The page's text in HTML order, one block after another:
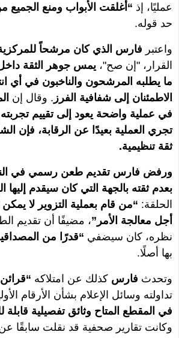
عمليًا، إذ “أُغلقت الأبواب ومنع الجميع
حد قوله.
واعتبر فارس الذي كان مرشحاً
القرار، "إن صح"، يمس جوهر الثقة
ما يطلبه المرشحون والناخبون في أي
الاطمئنان إلى شفافية الفرز . وقال إن
في عملية واضحة يعود إلى تقييم تجربته
تجري العملية بعيدًا عن الرقابة، فإن
ثقة تنظيمية.
ورفض فارس تقديم طعن رسمي في
بعدم ثقته بالجهة التي كان سيقدم إليها
الحلقة: “من قام بعملية التزوير لا
أجل معالجة الأمر”، مضيفًا أن تقديم
نظره، كان سيضفي “قدرًا من
بها أصلًا.
وتحدث فارس كذلك عن امتلاكه
تداولته وسائل الإعلام بشأن الأرقام
في المقطع المتاح وثائق تفصيلية قابلة
وكانت تقارير صحفية قد نقلت سابقًا